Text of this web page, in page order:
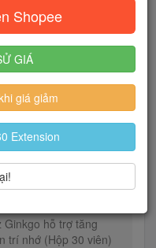
🔥...
phẩm chức năng
hỗ trợ tăng
trí nhớ (Hộp 30 viên)
Shopee
GIÁ
giá giảm
Extension